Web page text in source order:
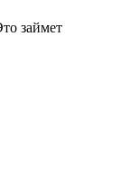
займет